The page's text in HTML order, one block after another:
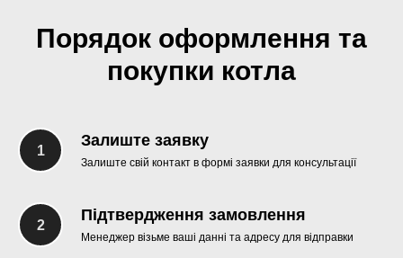
Порядок оформлення та
покупки котла
Залиште заявку
Залиште свій контакт в формі заявки для консультації
Підтвердження замовлення
Менеджер візьме ваші данні та адресу для відправки